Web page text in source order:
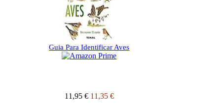
Guia Para Identificar Aves
11,95 € 11,35 €